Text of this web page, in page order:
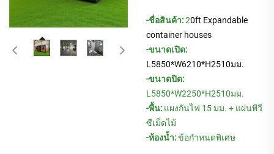
-ชื่อสินค้า:20ft Expandable
container houses
-ขนาดเปิด:
L5850*W6210*H2510มม.
-ขนาดปิด:
L5850*W2250*H2510มม.
-พื้น: แผงกันไฟ 15 มม. + แผ่นพีวี
ซีเม็ดไม้
-ห้องน้ำ:ข้อกำหนดพิเศษ